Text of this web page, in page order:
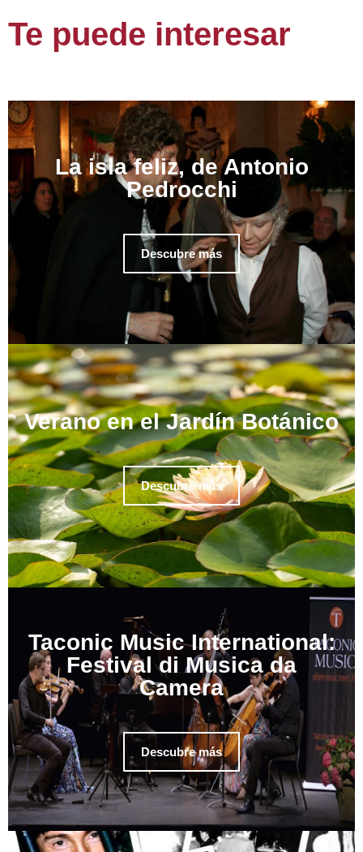
Te puede interesar
La isla feliz, de Antonio
Pedrocchi
Descubre más
Verano en el Jardín Botánico
Descubre más
Taconic Music International:
Festival di Musica da
Camera
Descubre más